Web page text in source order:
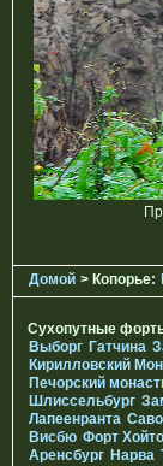
Домой > Копорье:
Сухопутные
Выборг Гатчина
Кирилловский
Печорcкий
Шлиссельбург
Лапеенранта
Висбю Форт
Аренсбург Нарва